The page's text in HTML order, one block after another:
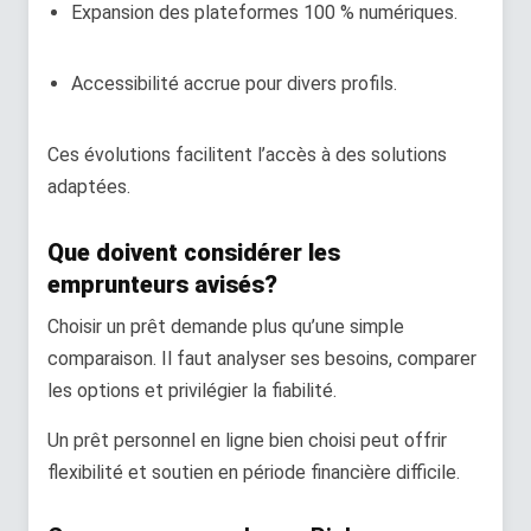
Expansion des plateformes 100 % numériques.
Accessibilité accrue pour divers profils.
Ces évolutions facilitent l’accès à des solutions
adaptées.
Que doivent considérer les
emprunteurs avisés?
Choisir un prêt demande plus qu’une simple
comparaison. Il faut analyser ses besoins, comparer
les options et privilégier la fiabilité.
Un prêt personnel en ligne bien choisi peut offrir
flexibilité et soutien en période financière difficile.